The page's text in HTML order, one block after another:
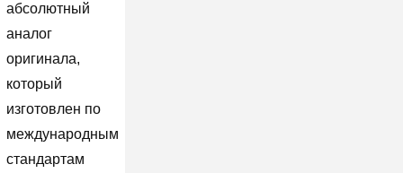
абсолютный
аналог
оригинала,
который
изготовлен по
международным
стандартам